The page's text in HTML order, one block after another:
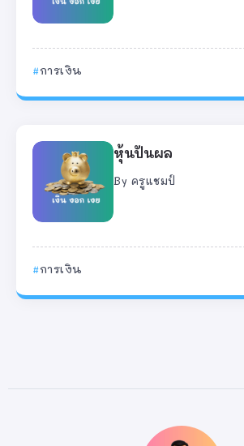
การเงิน
หุ้นปันผล
By ครูแชมป์
การเงิน